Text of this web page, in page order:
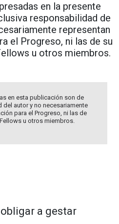
en la presente
responsabilidad de
representan
el Progreso, ni las de su
u otros miembros.
en esta publicación son de
autor y no necesariamente
para el Progreso, ni las de
u otros miembros.
a gestar